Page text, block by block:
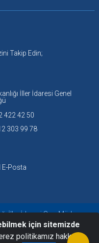
Takip Edin;
İller İdaresi Genel
422 42 50
303 99 78
Posta
İller İdaresi Gen. Müd.
için sitemizde
politikamız hakkında